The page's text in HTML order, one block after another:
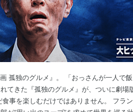
孤独のグルメ』。 「おっさんが一人で
てきた『孤独のグルメ』が、ついに劇場
事を楽しむだけではありません。 フラン